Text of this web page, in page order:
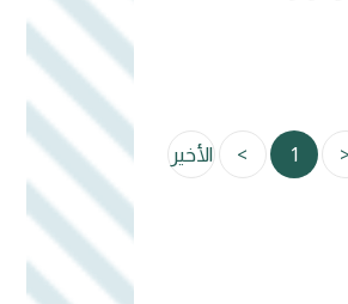
<
1
> الأخير